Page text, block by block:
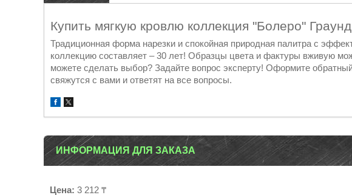
Купить мягкую кровлю коллекция "Болеро" Граунд
Традиционная форма нарезки и спокойная природная палитра с
коллекцию составляет – 30 лет! Образцы цвета и фактуры вживую
можете сделать выбор? Задайте вопрос эксперту! Оформите
свяжутся с вами и ответят на все вопросы.
ИНФОРМАЦИЯ ДЛЯ ЗАКАЗА
Цена: 3 212 ₸